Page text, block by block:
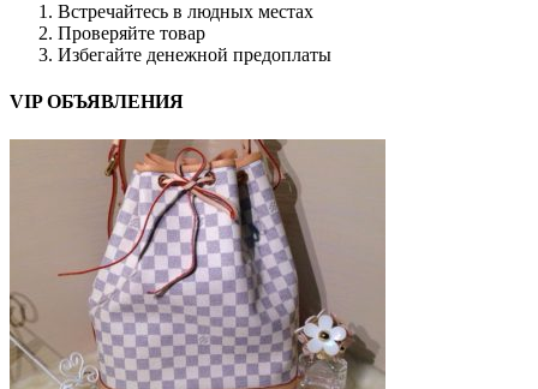
Встречайтесь в людных местах
Проверяйте товар
Избегайте денежной предоплаты
VIP ОБЪЯВЛЕНИЯ